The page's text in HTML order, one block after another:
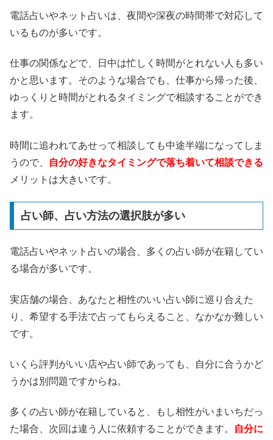
電話占いやネット占いは、夜間や深夜の時間帯で対応して
いるものが多いです。
仕事の関係などで、日中は忙しく時間がとれない人も多い
かと思います。そのような場合でも、仕事から帰った後、
ゆっくりと時間がとれるタイミングで相談することができ
ます。
時間に追われてあせって相談しても中途半端になってしま
うので、
自分の好きなタイミングで落ち着いて相談できる
メリットは大きいです。
占い師、占い方法の選択肢が多い
電話占いやネット占いの場合、多くの占い師が在籍してい
る場合が多いです。
実店舗の場合、あなたと相性のいい占い師に巡り合えた
り、希望する手法で占ってもらえること、なかなか難しい
です。
いくら評判がいい店や占い師であっても、自分に合うかど
うかは別問題ですからね。
多くの占い師が在籍していると、もし相性がいまいちだっ
た場合、次回は違う人に依頼することができます。
自分に